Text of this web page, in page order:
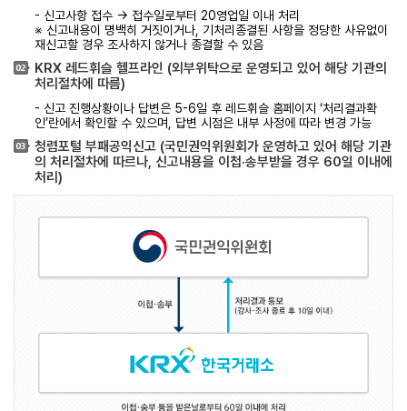
- 신고사항 접수 → 접수일로부터 20영업일 이내 처리
※ 신고내용이 명백히 거짓이거나, 기처리종결된 사항을 정당한 사유없이
재신고할 경우 조사하지 않거나 종결할 수 있음
KRX 레드휘슬 헬프라인 (외부위탁으로 운영되고 있어 해당 기관의
처리절차에 따름)
- 신고 진행상황이나 답변은 5-6일 후 레드휘슬 홈페이지 ‘처리결과확
인’란에서 확인할 수 있으며, 답변 시점은 내부 사정에 따라 변경 가능
청렴포털 부패공익신고 (국민권익위원회가 운영하고 있어 해당 기관
의 처리절차에 따르나, 신고내용을 이첩·송부받을 경우 60일 이내에
처리)